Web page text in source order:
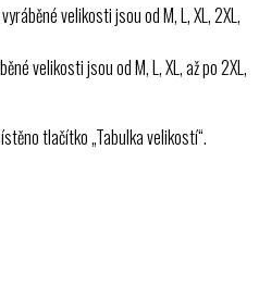
velikosti jsou od M, L, XL, 2XL,
velikosti jsou od M, L, XL, až po 2XL,
tlačítko „Tabulka velikostí“.